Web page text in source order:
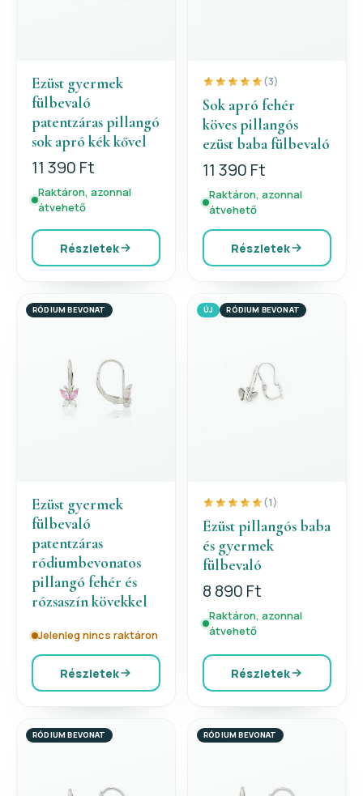
Ezüst gyermek
fülbevaló
patentzáras pillangó
sok apró kék kővel
11 390 Ft
Raktáron, azonnal
átvehető
Részletek
(3)
Sok apró fehér
köves pillangós
ezüst baba fülbevaló
11 390 Ft
Raktáron, azonnal
átvehető
Részletek
RÓDIUM BEVONAT
Ezüst gyermek
fülbevaló
patentzáras
ródiumbevonatos
pillangó fehér és
rózsaszín kövekkel
Jelenleg nincs raktáron
Részletek
ÚJ RÓDIUM BEVONAT
(1)
Ezüst pillangós baba
és gyermek
fülbevaló
8 890 Ft
Raktáron, azonnal
átvehető
Részletek
RÓDIUM BEVONAT RÓDIUM BEVONAT